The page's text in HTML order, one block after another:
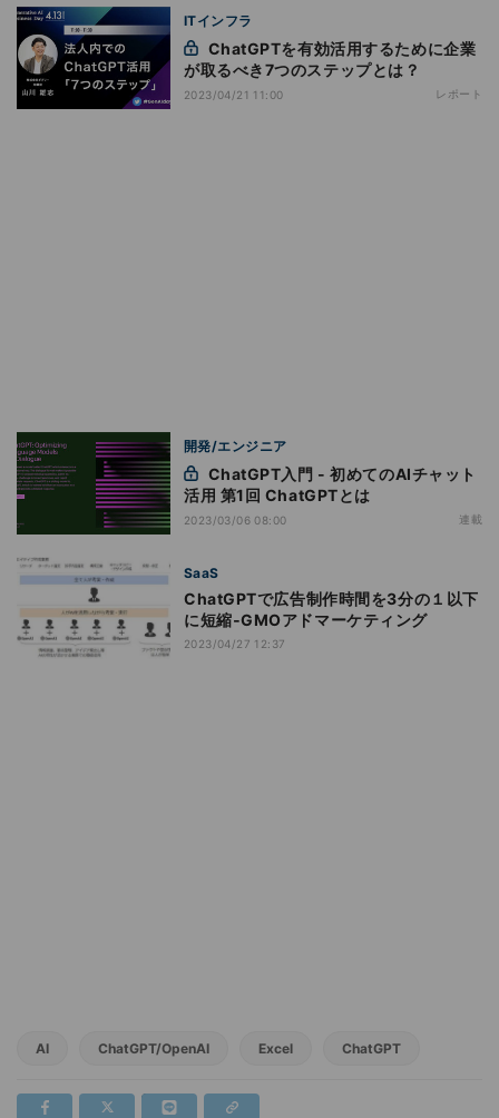
ITインフラ
が取るべき7つのステップとは？
2023/04/21 11:00 レポート
開発/エンジニア
活用 第1回 ChatGPTとは
2023/03/06 08:00 連載
SaaS
ChatGPTで広告制作時間を3分の１以下
に短縮‐GMOアドマーケティング
2023/04/27 12:37
AI ChatGPT/OpenAI Excel ChatGPT